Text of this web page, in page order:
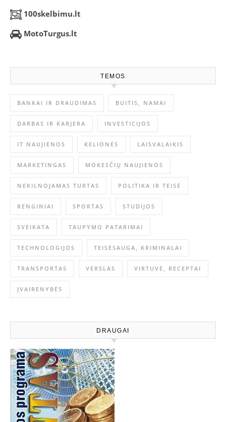
100skelbimu.lt
MotoTurgus.lt
TEMOS
BANKAI IR DRAUDIMAS BUITIS, NAMAI
DARBAS IR KARJERA INVESTICIJOS
IT NAUJIENOS KELIONĖS LAISVALAIKIS
MARKETINGAS MOKESČIŲ NAUJIENOS
NEKILNOJAMAS TURTAS POLITIKA IR TEISĖ
RENGINIAI SPORTAS STUDIJOS
SVEIKATA TAUPYMO PATARIMAI
TECHNOLOGIJOS TEISĖSAUGA, KRIMINALAI
TRANSPORTAS VERSLAS VIRTUVĖ, RECEPTAI
ĮVAIRENYBĖS
DRAUGAI